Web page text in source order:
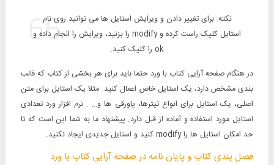
نکته: برای تغییر دادن و ویرایش استایل ها می توانید روی نام
استایل کلیک راست کرده و modify را بزنید، ویرایش را انجام داده و
ok را کلیک کنید.
در هنگام صفحه آرایی کتاب با ورد حتما باید برای هر بخشی از کتاب که قالب
بندی مشخص دارد، یک استایل خاص اعمال کنید. مثلا یک استایل برای متن
اصلی، یک استایل برای انواع تیترها، پاورقی ها و… . نرم افزار ورد تعدادی
استایل مورد استفاده و آماده از قبل دارد. پیشنهاد ما به شما این است که تا
حد امکان استایل ها را modify کنید و استایل جدیدی ایجاد نکنید.
فصل بندی کتاب و پایان نامه در صفحه آرایی کتاب با ورد